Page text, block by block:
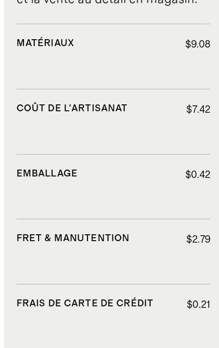
MATÉRIAUX $9.08
COÛT DE L'ARTISANAT $7.42
EMBALLAGE $0.42
FRET & MANUTENTION $2.79
FRAIS DE CARTE DE CRÉDIT $0.21